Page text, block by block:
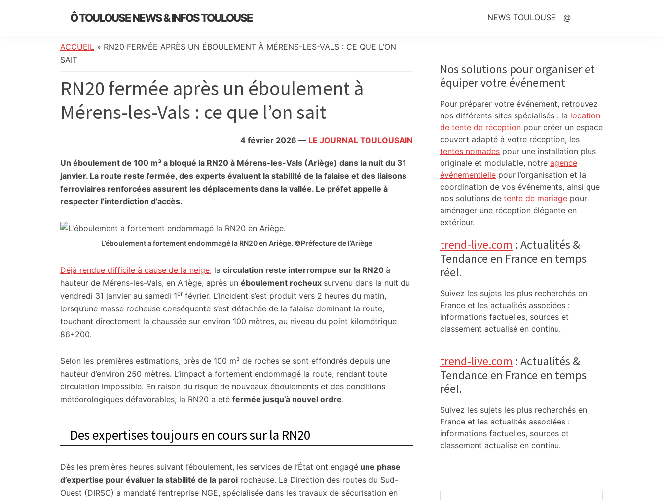
Ô TOULOUSE NEWS & INFOS TOULOUSE
de
l’actualité
info
locale,
société,
météo,
faits
divers
initiatives
citoyennes
NEWS TOULOUSE @
ACCUEIL » RN20 FERMÉE APRÈS UN ÉBOULEMENT À MÉRENS-LES-VALS : CE QUE L’ON
SAIT
RN20 fermée après un éboulement à
Mérens-les-Vals : ce que l’on sait
4 février 2026 — LE JOURNAL TOULOUSAIN
Un éboulement de 100 m³ a bloqué la RN20 à Mérens-les-Vals (Ariège) dans la nuit du 31
janvier. La route reste fermée, des experts évaluent la stabilité de la falaise et des liaisons
ferroviaires renforcées assurent les déplacements dans la vallée. Le préfet appelle à
respecter l’interdiction d’accès.
L’éboulement a fortement endommagé la RN20 en Ariège. ©Préfecture de l’Ariège
Déjà rendue difficile à cause de la neige, la circulation reste interrompue sur la RN20 à
hauteur de Mérens-les-Vals, en Ariège, après un éboulement rocheux survenu dans la nuit du
vendredi 31 janvier au samedi 1er février. L’incident s’est produit vers 2 heures du matin,
lorsqu’une masse rocheuse conséquente s’est détachée de la falaise dominant la route,
touchant directement la chaussée sur environ 100 mètres, au niveau du point kilométrique
86+200.
Selon les premières estimations, près de 100 m³ de roches se sont effondrés depuis une
hauteur d’environ 250 mètres. L’impact a fortement endommagé la route, rendant toute
circulation impossible. En raison du risque de nouveaux éboulements et des conditions
météorologiques défavorables, la RN20 a été fermée jusqu’à nouvel ordre.
Des expertises toujours en cours sur la RN20
Dès les premières heures suivant l’éboulement, les services de l’État ont engagé une phase
d’expertise pour évaluer la stabilité de la paroi rocheuse. La Direction des routes du Sud-
Ouest (DIRSO) a mandaté l’entreprise NGE, spécialisée dans les travaux de sécurisation en
Sidebar
Nos solutions pour organiser et
équiper votre événement
Pour préparer votre événement, retrouvez
nos différents sites spécialisés : la location
de tente de réception pour créer un espace
couvert adapté à votre réception, les
tentes nomades pour une installation plus
originale et modulable, notre agence
événementielle pour l’organisation et la
coordination de vos événements, ainsi que
nos solutions de tente de mariage pour
aménager une réception élégante en
extérieur.
trend-live.com : Actualités &
Tendance en France en temps
réel.
Suivez les sujets les plus recherchés en
France et les actualités associées :
informations factuelles, sources et
classement actualisé en continu.
trend-live.com : Actualités &
Tendance en France en temps
réel.
Suivez les sujets les plus recherchés en
France et les actualités associées :
informations factuelles, sources et
classement actualisé en continu.